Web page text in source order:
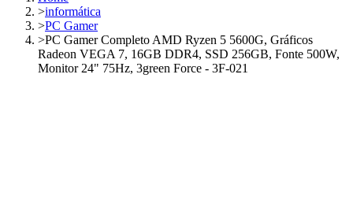
>informática
>PC Gamer
>PC Gamer Completo AMD Ryzen 5 5600G, Gráficos
Radeon VEGA 7, 16GB DDR4, SSD 256GB, Fonte 500W,
Monitor 24" 75Hz, 3green Force - 3F-021